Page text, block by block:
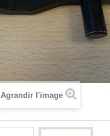
Agrandir l'image